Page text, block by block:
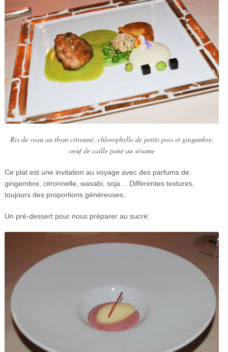
Ris de veau au thym citronné, chlorophylle de petits pois et gingembre,
oeuf de caille pané au sésame
Ce plat est une invitation au voyage avec des parfums de
gingembre, citronnelle, wasabi, soja… Différentes textures,
toujours des proportions généreuses,
Un pré-dessert pour nous préparer au sucré: